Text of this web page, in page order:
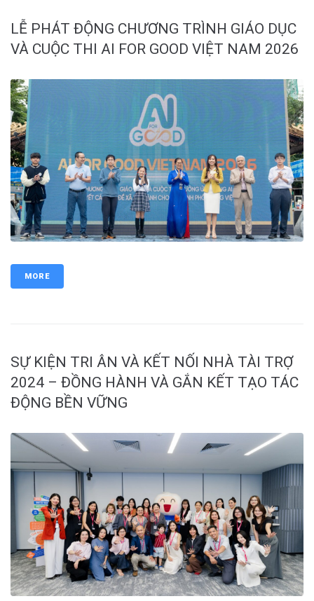
LỄ PHÁT ĐỘNG CHƯƠNG TRÌNH GIÁO DỤC
VÀ CUỘC THI AI FOR GOOD VIỆT NAM 2026
MORE
SỰ KIỆN TRI ÂN VÀ KẾT NỐI NHÀ TÀI TRỢ
2024 – ĐỒNG HÀNH VÀ GẮN KẾT TẠO TÁC
ĐỘNG BỀN VỮNG